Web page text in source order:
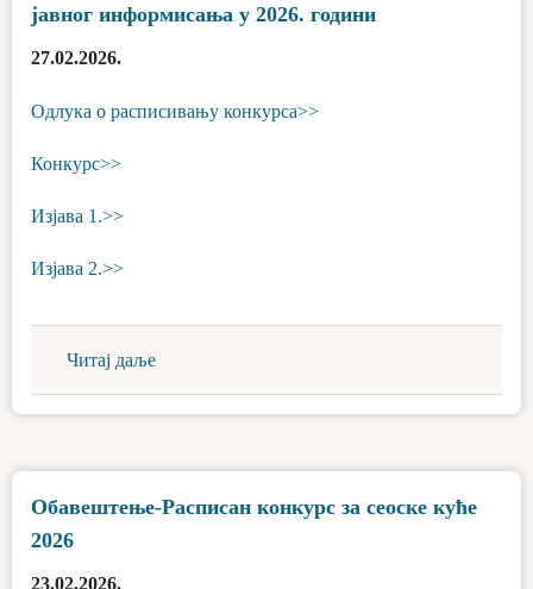
јавног информисања у 2026. години
27.02.2026.
Одлука о расписивању конкурса>>
Конкурс>>
Изјава 1.>>
Изјава 2.>>
Читај даље
Обавештење-Расписан конкурс за сеоске куће
2026
23.02.2026.